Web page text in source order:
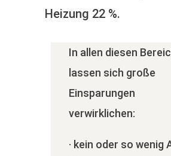
Heizung 22 %.
In allen diesen
lassen sich große
Einsparungen
verwirklichen:
· kein oder so wenig